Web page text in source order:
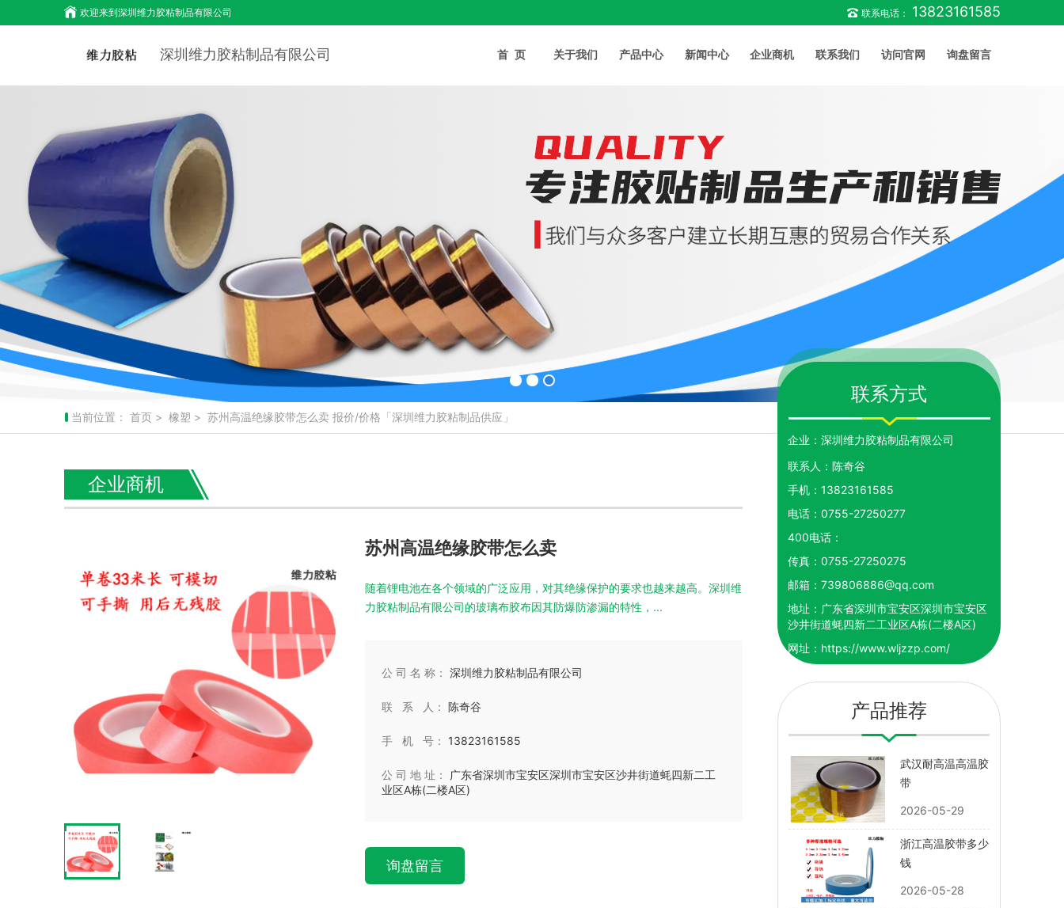
欢迎来到深圳维力胶粘制品有限公司 联系电话： 13823161585
深圳维力胶粘制品有限公司 首页 关于我们 产品中心 新闻中心 企业商机 联系我们 访问官网 询盘留言
当前位置： 首页> 橡塑 > 苏州高温绝缘胶带怎么卖 报价/价格「深圳维力胶粘制品供应」
企业商机
苏州高温绝缘胶带怎么卖
随着锂电池在各个领域的广泛应用，对其绝缘保护的要求也越来越高。深圳维
力胶粘制品有限公司的玻璃布胶布因其防爆防渗漏的特性，...
公 司 名 称： 深圳维力胶粘制品有限公司
联 系 人： 陈奇谷
手 机 号： 13823161585
公 司 地 址：
广东省深圳市宝安区深圳市宝安区沙井街道蚝四新二工
业区A栋(二楼A区)
询盘留言
联系方式
企业： 深圳维力胶粘制品有限公司
联系人： 陈奇谷
手机： 13823161585
电话： 0755-27250277
400电话：
传真： 0755-27250275
邮箱： 739806886@qq.com
地址： 广东省深圳市宝安区深圳市宝安区
沙井街道蚝四新二工业区A栋(二楼A区)
网址： https://www.wljzzp.com/
产品推荐
武汉耐高温高温胶
带
2026-05-29
浙江高温胶带多少
钱
2026-05-28